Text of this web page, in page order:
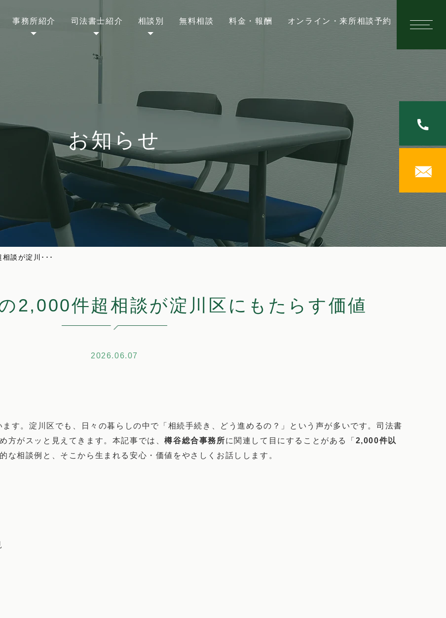
事務所紹介 司法書士紹介 相談別 無料相談 料金・報酬 オンライン・来所相談予約
お知らせ
談が淀川･･･
2,000件超相談が淀川区にもたらす価値
2026.06.07
す。淀川区でも、日々の暮らしの中で「相続手続き、どう進めるの？」という声が多いです。司法書
方がスッと見えてきます。本記事では、樽谷総合事務所に関連して目にすることがある「 2,000件以
な相談例と、そこから生まれる安心・価値をやさしくお話しします。